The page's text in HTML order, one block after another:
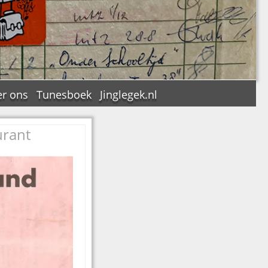
ons Tunesboek Jinglegek.nl